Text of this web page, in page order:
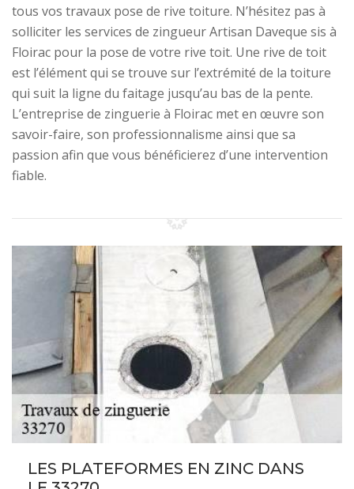
tous vos travaux pose de rive toiture. N’hésitez pas à
solliciter les services de zingueur Artisan Daveque sis à
Floirac pour la pose de votre rive toit. Une rive de toit
est l’élément qui se trouve sur l’extrémité de la toiture
qui suit la ligne du faitage jusqu’au bas de la pente.
L’entreprise de zinguerie à Floirac met en œuvre son
savoir-faire, son professionnalisme ainsi que sa
passion afin que vous bénéficierez d’une intervention
fiable.
LES PLATEFORMES EN ZINC DANS